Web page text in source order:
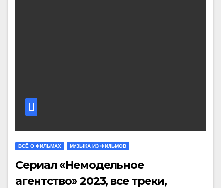
ВСЁ О ФИЛЬМАХ МУЗЫКА ИЗ ФИЛЬМОВ
Сериал «Немодельное
агентство» 2023, все треки,